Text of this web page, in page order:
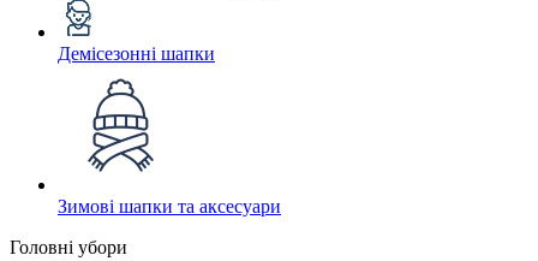
Демісезонні шапки
Зимові шапки та аксесуари
Головні убори